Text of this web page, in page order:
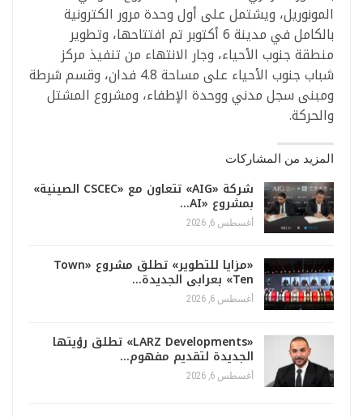
المونوريل، ويشتمل على أول وحدة مرور الكترونية
بالكامل في مدينة 6 أكتوبر تم افتتاحها، وتطوير
منطقة جنوب الأحياء، وجار الانتهاء من تنفيذ مركز
شباب جنوب الأحياء على مساحة 4.8 فدان، وقسم شرطة
ومبنى سجل مدني ووحدة الإطفاء، ومشروع المشتل
والحركة.
المزيد من المشاركات
شركة «AIG» تتعاون مع «CSCEC الصينية»
بمشروع «AI…
أغسطس 6, 2026
«مزايا للتطوير» تطلق مشروع «Town
Ten» بعرابى الجديدة…
أغسطس 6, 2026
«LARZ Developments» تطلق رؤيتها
الجديدة لتقديم مفهوم…
أغسطس 6, 2026